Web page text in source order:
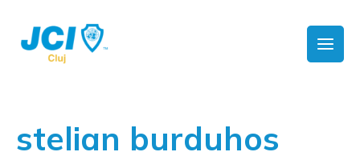
stelian burduhos